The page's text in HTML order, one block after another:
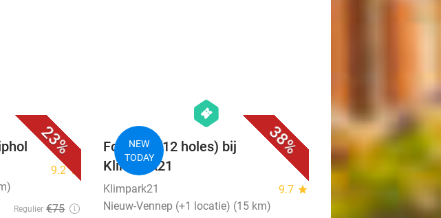
23%
9.2star
Regulier €75
38%
NEW
TODAY
hexagon
events
Footgolf (12 holes) bij
Klimpark21
Klimpark21 9.7 star
Nieuw-Vennep (+1 locatie) (15 km)